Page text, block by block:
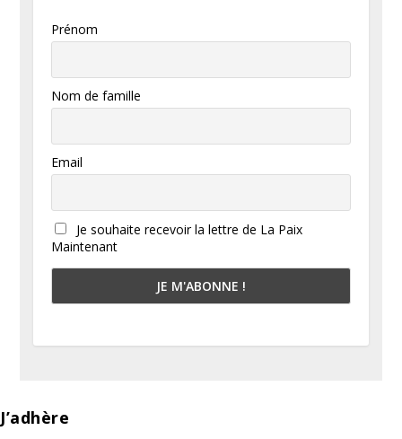
Prénom
Nom de famille
Email
Je souhaite recevoir la lettre de La Paix
Maintenant
J’adhère